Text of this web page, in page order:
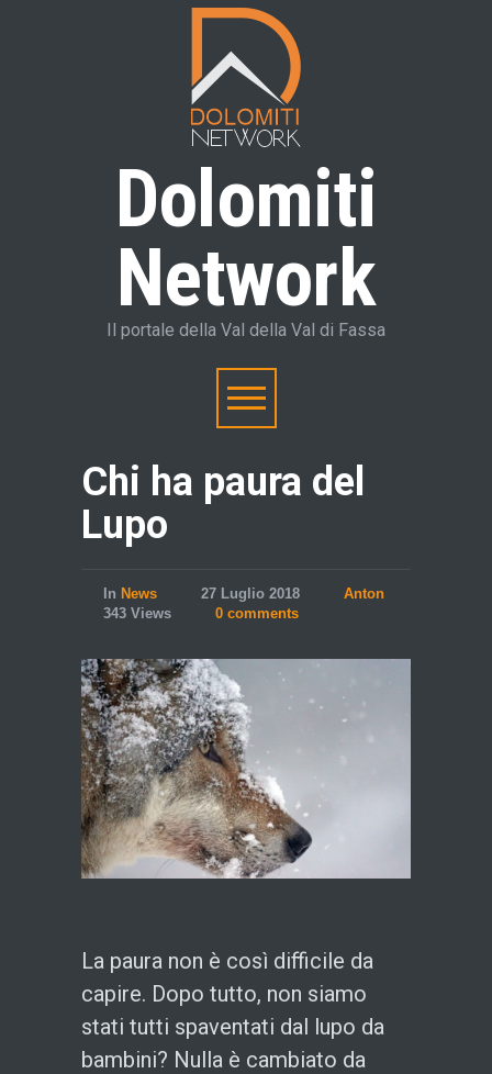
Dolomiti
Network
Il portale della Val della Val di Fassa
Chi ha paura del
Lupo
In News 27 Luglio 2018
Anton
343 Views
0 comments
La paura non è così difficile da
capire. Dopo tutto, non siamo
stati tutti spaventati dal lupo da
bambini? Nulla è cambiato da